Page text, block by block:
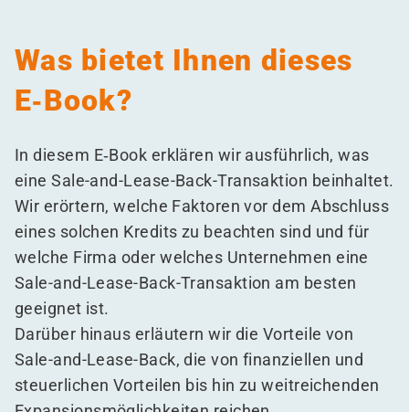
Was bietet Ihnen dieses
E‑Book?
In diesem E‑Book erklären wir ausführlich, was
eine Sale-and-Lease-Back-Transaktion beinhaltet.
Wir erörtern, welche Faktoren vor dem Abschluss
eines solchen Kredits zu beachten sind und für
welche Firma oder welches Unternehmen eine
Sale-and-Lease-Back-Transaktion am besten
geeignet ist.
Darüber hinaus erläutern wir die Vorteile von
Sale-and-Lease-Back, die von finanziellen und
steuerlichen Vorteilen bis hin zu weitreichenden